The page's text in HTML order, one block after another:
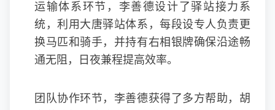
运输体系环节，李善德设计了驿站接力系
统，利用大唐驿站体系，每段设专人负责更
换马匹和骑手，并持有右相银牌确保沿途畅
通无阻，日夜兼程提高效率。
团队协作环节，李善德获得了多方帮助，胡